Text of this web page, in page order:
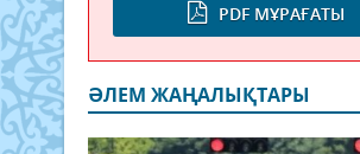
PDF МҰРАҒАТЫ
ӘЛЕМ ЖАҢАЛЫҚТАРЫ